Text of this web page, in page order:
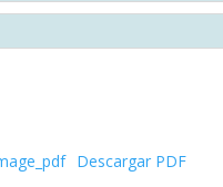
Descargar PDF